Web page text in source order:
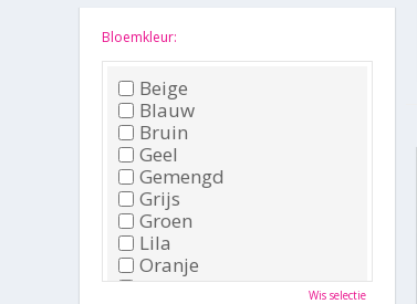
Bloemkleur:
Beige
Blauw
Bruin
Geel
Gemengd
Grijs
Groen
Lila
Oranje
Paars
Wis selectie